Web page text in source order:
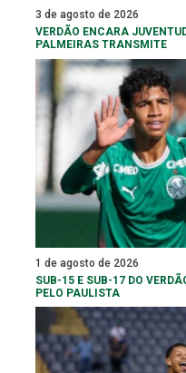
3 de agosto de 2026
VERDÃO ENCARA
PALMEIRAS TRANSMITE
1 de agosto de 2026
SUB-15 E SUB-17 DO
PELO PAULISTA